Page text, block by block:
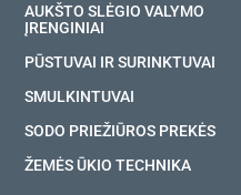
AUKŠTO SLĖGIO VALYMO
ĮRENGINIAI
PŪSTUVAI IR SURINKTUVAI
SMULKINTUVAI
SODO PRIEŽIŪROS PREKĖS
ŽEMĖS ŪKIO TECHNIKA